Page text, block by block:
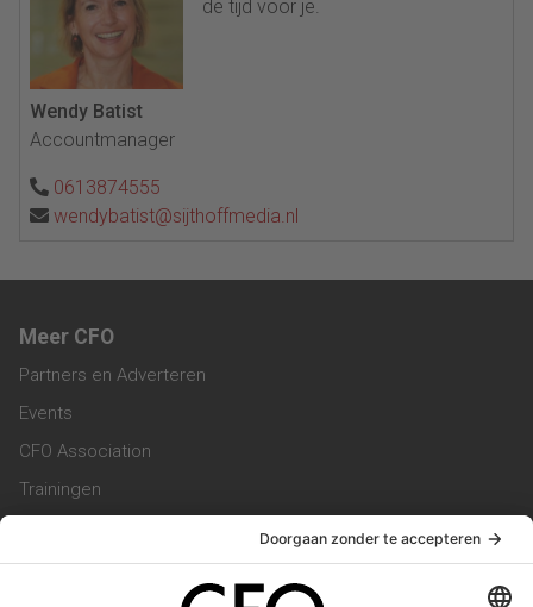
de tijd voor je.
Wendy Batist
Accountmanager
0613874555
wendybatist@sijthoffmedia.nl
Meer CFO
Partners en Adverteren
Events
CFO Association
Trainingen
Vacatures